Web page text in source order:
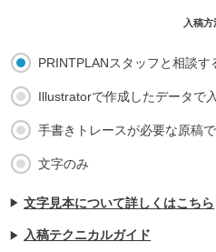
PRINTPLANスタッフと相談す
Illustratorで作成したデータで
手書きトレースが必要な原稿
文字のみ
文字見本について詳しくはこちら
入稿テクニカルガイド